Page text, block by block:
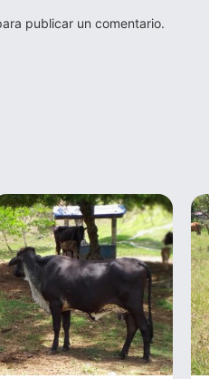
publicar un comentario.